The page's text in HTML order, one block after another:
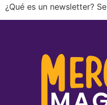
¿Qué es un newsletter?